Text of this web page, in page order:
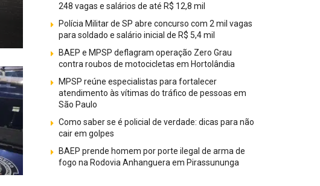
248 vagas e salários de até R$ 12,8 mil
Polícia Militar de SP abre concurso com 2 mil vagas
para soldado e salário inicial de R$ 5,4 mil
BAEP e MPSP deflagram operação Zero Grau
contra roubos de motocicletas em Hortolândia
MPSP reúne especialistas para fortalecer
atendimento às vítimas do tráfico de pessoas em
São Paulo
Como saber se é policial de verdade: dicas para não
cair em golpes
BAEP prende homem por porte ilegal de arma de
fogo na Rodovia Anhanguera em Pirassununga